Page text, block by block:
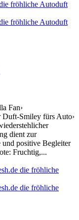
Fan›
Duft-Smiley fürs Auto›
dient zur
und positive Begleiter
Fruchtig,...